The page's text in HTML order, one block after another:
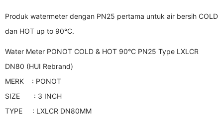
Produk watermeter dengan PN25 pertama untuk air bersih COLD
dan HOT up to 90°C.
Water Meter PONOT COLD & HOT 90°C PN25 Type LXLCR
DN80 (HUI Rebrand)
MERK : PONOT
SIZE : 3 INCH
TYPE : LXLCR DN80MM